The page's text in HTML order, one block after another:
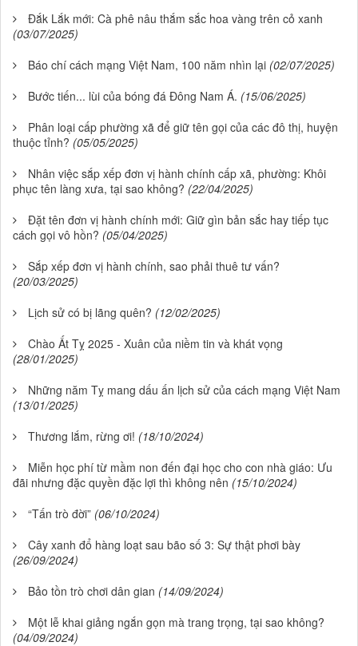
Đắk Lắk mới: Cà phê nâu thắm sắc hoa vàng trên cỏ xanh
(03/07/2025)
Báo chí cách mạng Việt Nam, 100 năm nhìn lại (02/07/2025)
Bước tiến... lùi của bóng đá Đông Nam Á. (15/06/2025)
Phân loại cấp phường xã để giữ tên gọi của các đô thị, huyện
thuộc tỉnh? (05/05/2025)
Nhân việc sắp xếp đơn vị hành chính cấp xã, phường: Khôi
phục tên làng xưa, tại sao không? (22/04/2025)
Đặt tên đơn vị hành chính mới: Giữ gìn bản sắc hay tiếp tục
cách gọi vô hồn? (05/04/2025)
Sắp xếp đơn vị hành chính, sao phải thuê tư vấn?
(20/03/2025)
Lịch sử có bị lãng quên? (12/02/2025)
Chào Ất Tỵ 2025 - Xuân của niềm tin và khát vọng
(28/01/2025)
Những năm Tỵ mang dấu ấn lịch sử của cách mạng Việt Nam
(13/01/2025)
Thương lắm, rừng ơi! (18/10/2024)
Miễn học phí từ mầm non đến đại học cho con nhà giáo: Ưu
đãi nhưng đặc quyền đặc lợi thì không nên (15/10/2024)
“Tấn trò đời” (06/10/2024)
Cây xanh đổ hàng loạt sau bão số 3: Sự thật phơi bày
(26/09/2024)
Bảo tồn trò chơi dân gian (14/09/2024)
Một lễ khai giảng ngắn gọn mà trang trọng, tại sao không?
(04/09/2024)